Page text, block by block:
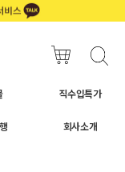
직수입특가
회사소개